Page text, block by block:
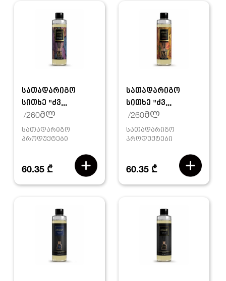
სათადარიგო
სითხე "ძვ...
/260მლ
სათადარიგო
პროდუქტები
60.35 ₾
სათადარიგო
სითხე "ძვ...
/260მლ
სათადარიგო
პროდუქტები
60.35 ₾